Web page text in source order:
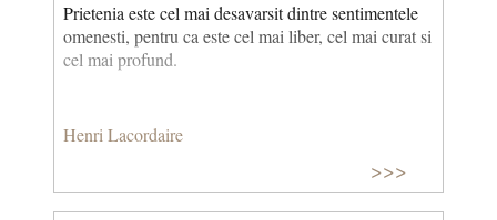
Prietenia este cel mai desavarsit dintre sentimentele
omenesti, pentru ca este cel mai liber, cel mai curat si
cel mai profund.
Henri Lacordaire
>>>